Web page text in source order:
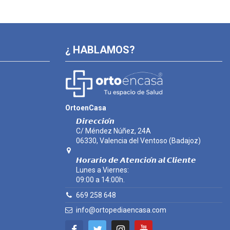
¿ HABLAMOS?
OrtoenCasa
𝘿𝙞𝙧𝙚𝙘𝙘𝙞𝙤́𝙣
C/ Méndez Núñez, 24A
06330, Valencia del Ventoso (Badajoz)
𝙃𝙤𝙧𝙖𝙧𝙞𝙤 𝙙𝙚 𝘼𝙩𝙚𝙣𝙘𝙞𝙤́𝙣 𝙖𝙡 𝘾𝙡𝙞𝙚𝙣𝙩𝙚
Lunes a Viernes:
09:00 a 14:00h.
669 258 648
info@ortopediaencasa.com